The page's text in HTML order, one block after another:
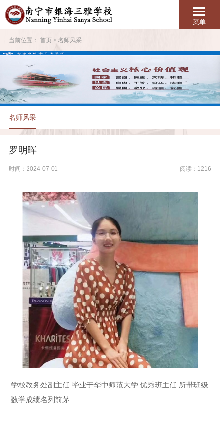
菜单
当前位置： 首页 > 名师风采
名师风采
罗明晖
时间：2024-07-01 阅读：1216
学校教务处副主任 毕业于华中师范大学 优秀班主任 所带班级
数学成绩名列前茅